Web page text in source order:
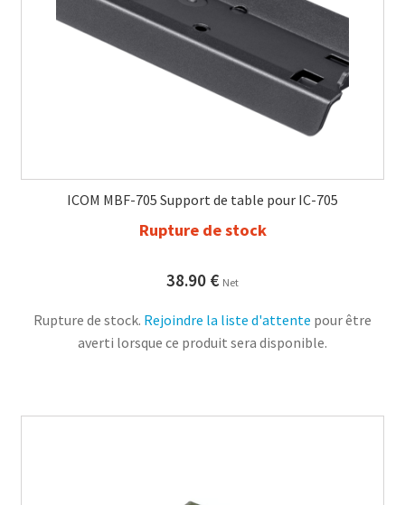
ICOM MBF-705 Support de table pour IC-705
Rupture de stock
38.90 € Net
Rupture de stock. Rejoindre la liste d'attente pour être
averti lorsque ce produit sera disponible.